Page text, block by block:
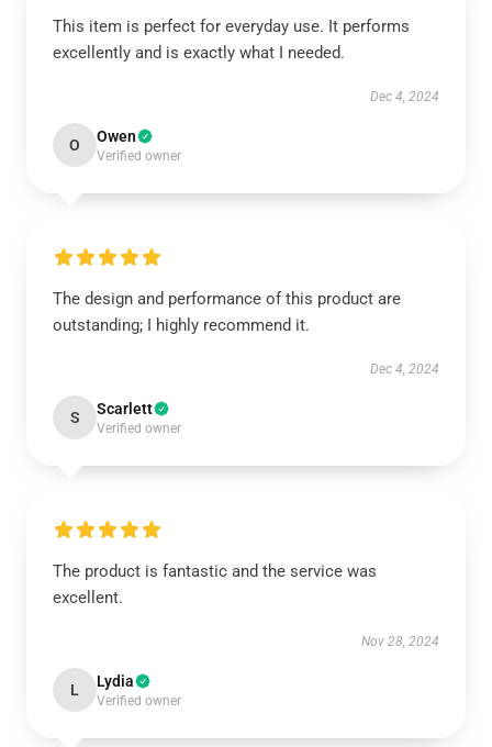
This item is perfect for everyday use. It performs
excellently and is exactly what I needed.
Dec 4, 2024
O Owen
Verified owner
The design and performance of this product are
outstanding; I highly recommend it.
Dec 4, 2024
S Scarlett
Verified owner
The product is fantastic and the service was
excellent.
Nov 28, 2024
L Lydia
Verified owner